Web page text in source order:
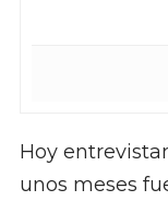
Hoy
unos meses